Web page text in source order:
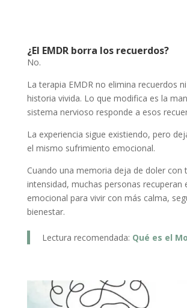
¿El EMDR borra los recuerdos?
No.
La terapia EMDR no elimina recuerdos
historia vivida. Lo que modifica es la
sistema nervioso responde a esos
La experiencia sigue existiendo, pero
el mismo sufrimiento emocional.
Cuando una memoria deja de doler con
intensidad, muchas personas recuperan
emocional para vivir con más calma,
bienestar.
Lectura recomendada: Qué es el